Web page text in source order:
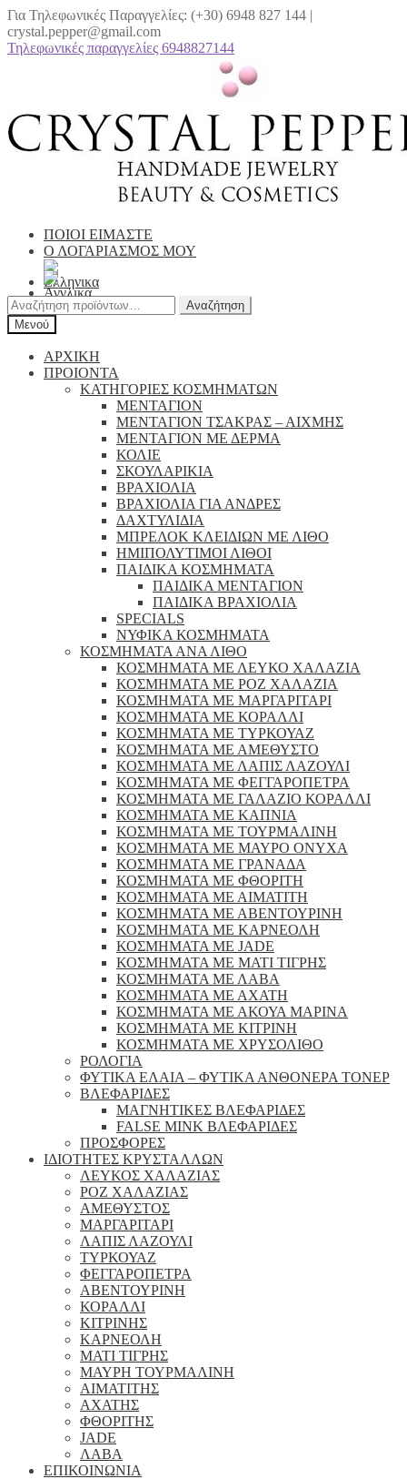
Για Τηλεφωνικές Παραγγελίες: (+30) 6948 827 144 |
crystal.pepper@gmail.com
Τηλεφωνικές παραγγελίες 6948827144
πλοήγηση
ΠΟΙΟΙ ΕΙΜΑΣΤΕ
Ο ΛΟΓΑΡΙΑΣΜΟΣ ΜΟΥ
Αναζήτηση
για:
Αναζήτηση
Μενού
ΑΡΧΙΚΗ
ΠΡΟΙΟΝΤΑ
ΚΑΤΗΓΟΡΙΕΣ ΚΟΣΜΗΜΑΤΩΝ
ΜΕΝΤΑΓΙΟΝ
ΜΕΝΤΑΓΙΟΝ ΤΣΑΚΡΑΣ – ΑΙΧΜΗΣ
ΜΕΝΤΑΓΙΟΝ ΜΕ ΔΕΡΜΑ
ΚΟΛΙΕ
ΣΚΟΥΛΑΡΙΚΙΑ
ΒΡΑΧΙΟΛΙΑ
ΒΡΑΧΙΟΛΙΑ ΓΙΑ ΑΝΔΡΕΣ
ΔΑΧΤΥΛΙΔΙΑ
ΜΠΡΕΛΟΚ ΚΛΕΙΔΙΩΝ ΜΕ ΛΙΘΟ
ΗΜΙΠΟΛΥΤΙΜΟΙ ΛΙΘΟΙ
ΠΑΙΔΙΚΑ ΚΟΣΜΗΜΑΤΑ
ΠΑΙΔΙΚΑ ΜΕΝΤΑΓΙΟΝ
ΠΑΙΔΙΚΑ ΒΡΑΧΙΟΛΙΑ
SPECIALS
ΝΥΦΙΚΑ ΚΟΣΜΗΜΑΤΑ
ΚΟΣΜΗΜΑΤΑ ΑΝΑ ΛΙΘΟ
ΚΟΣΜΗΜΑΤΑ ΜΕ ΛΕΥΚΟ ΧΑΛΑΖΙΑ
ΚΟΣΜΗΜΑΤΑ ΜΕ ΡΟΖ ΧΑΛΑΖΙΑ
ΚΟΣΜΗΜΑΤΑ ΜΕ ΜΑΡΓΑΡΙΤΑΡΙ
ΚΟΣΜΗΜΑΤΑ ΜΕ ΚΟΡΑΛΛΙ
ΚΟΣΜΗΜΑΤΑ ΜΕ ΤΥΡΚΟΥΑΖ
ΚΟΣΜΗΜΑΤΑ ΜΕ ΑΜΕΘΥΣΤΟ
ΚΟΣΜΗΜΑΤΑ ΜΕ ΛΑΠΙΣ ΛΑΖΟΥΛΙ
ΚΟΣΜΗΜΑΤΑ ΜΕ ΦΕΓΓΑΡΟΠΕΤΡΑ
ΚΟΣΜΗΜΑΤΑ ΜΕ ΓΑΛΑΖΙΟ ΚΟΡΑΛΛΙ
ΚΟΣΜΗΜΑΤΑ ΜΕ ΚΑΠΝΙΑ
ΚΟΣΜΗΜΑΤΑ ΜΕ ΤΟΥΡΜΑΛΙΝΗ
ΚΟΣΜΗΜΑΤΑ ΜΕ ΜΑΥΡΟ ΟΝΥΧΑ
ΚΟΣΜΗΜΑΤΑ ΜΕ ΓΡΑΝΑΔΑ
ΚΟΣΜΗΜΑΤΑ ΜΕ ΦΘΟΡΙΤΗ
ΚΟΣΜΗΜΑΤΑ ΜΕ ΑΙΜΑΤΙΤΗ
ΚΟΣΜΗΜΑΤΑ ΜΕ ΑΒΕΝΤΟΥΡΙΝΗ
ΚΟΣΜΗΜΑΤΑ ΜΕ ΚΑΡΝΕΟΛΗ
ΚΟΣΜΗΜΑΤΑ ΜΕ JADE
ΚΟΣΜΗΜΑΤΑ ΜΕ ΜΑΤΙ ΤΙΓΡΗΣ
ΚΟΣΜΗΜΑΤΑ ΜΕ ΛΑΒΑ
ΚΟΣΜΗΜΑΤΑ ΜΕ ΑΧΑΤΗ
ΚΟΣΜΗΜΑΤΑ ΜΕ ΑΚΟΥΑ ΜΑΡΙΝΑ
ΚΟΣΜΗΜΑΤΑ ΜΕ ΚΙΤΡΙΝΗ
ΚΟΣΜΗΜΑΤΑ ΜΕ ΧΡΥΣΟΛΙΘΟ
ΡΟΛΟΓΙΑ
ΦΥΤΙΚΑ ΕΛΑΙΑ – ΦΥΤΙΚΑ ΑΝΘΟΝΕΡΑ ΤΟΝΕΡ
ΒΛΕΦΑΡΙΔΕΣ
ΜΑΓΝΗΤΙΚΕΣ ΒΛΕΦΑΡΙΔΕΣ
FALSE MINK ΒΛΕΦΑΡΙΔΕΣ
ΠΡΟΣΦΟΡΕΣ
ΙΔΙΟΤΗΤΕΣ ΚΡΥΣΤΑΛΛΩΝ
ΛΕΥΚΟΣ ΧΑΛΑΖΙΑΣ
ΡΟΖ ΧΑΛΑΖΙΑΣ
ΑΜΕΘΥΣΤΟΣ
ΜΑΡΓΑΡΙΤΑΡΙ
ΛΑΠΙΣ ΛΑΖΟΥΛΙ
ΤΥΡΚΟΥΑΖ
ΦΕΓΓΑΡΟΠΕΤΡΑ
ΑΒΕΝΤΟΥΡΙΝΗ
ΚΟΡΑΛΛΙ
ΚΙΤΡΙΝΗΣ
ΚΑΡΝΕΟΛΗ
ΜΑΤΙ ΤΙΓΡΗΣ
ΜΑΥΡΗ ΤΟΥΡΜΑΛΙΝΗ
ΑΙΜΑΤΙΤΗΣ
ΑΧΑΤΗΣ
ΦΘΟΡΙΤΗΣ
JADE
ΛΑΒΑ
ΕΠΙΚΟΙΝΩΝΙΑ